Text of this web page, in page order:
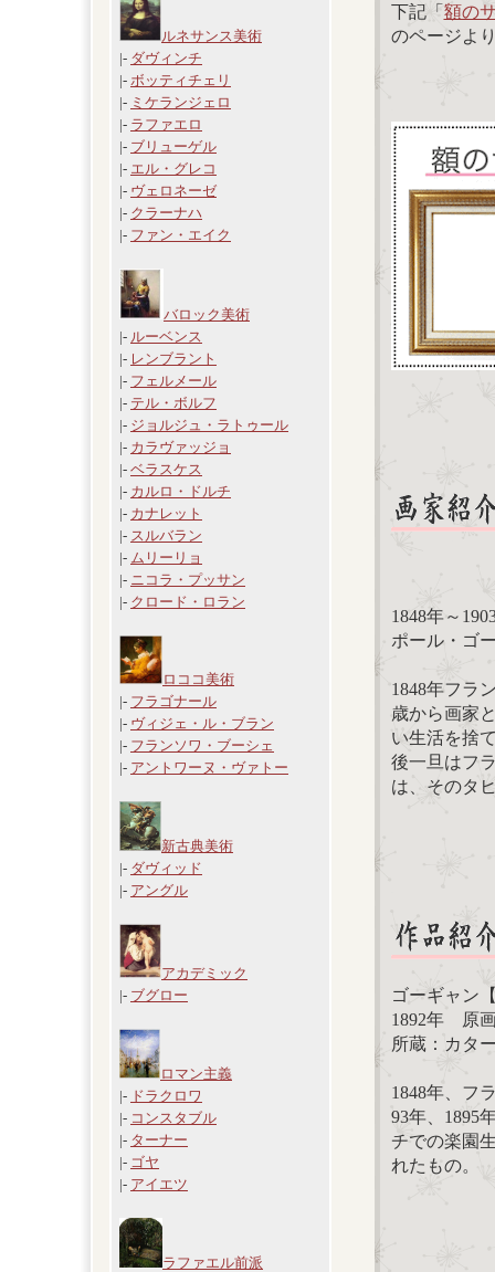
ルネサンス美術
|- ダヴィンチ
|- ボッティチェリ
|- ミケランジェロ
|- ラファエロ
|- ブリューゲル
|- エル・グレコ
|- ヴェロネーゼ
|- クラーナハ
|- ファン・エイク
バロック美術
|- ルーベンス
|- レンブラント
|- フェルメール
|- テル・ボルフ
|- ジョルジュ・ラトゥール
|- カラヴァッジョ
|- ベラスケス
|- カルロ・ドルチ
|- カナレット
|- スルバラン
|- ムリーリョ
|- ニコラ・プッサン
|- クロード・ロラン
ロココ美術
|- フラゴナール
|- ヴィジェ・ル・ブラン
|- フランソワ・ブーシェ
|- アントワーヌ・ヴァトー
新古典美術
|- ダヴィッド
|- アングル
アカデミック
|- ブグロー
ロマン主義
|- ドラクロワ
|- コンスタブル
|- ターナー
|- ゴヤ
|- アイエツ
ラファエル前派
下記「額の
のページよ
1848年～
ポール・ゴ
1848年フラ
歳から画家
い生活を捨
後一旦はフ
は、そのタ
ゴーギャン
1892年 原
所蔵：カタ
1848年、フ
93年、1895
チでの楽園
れたもの。